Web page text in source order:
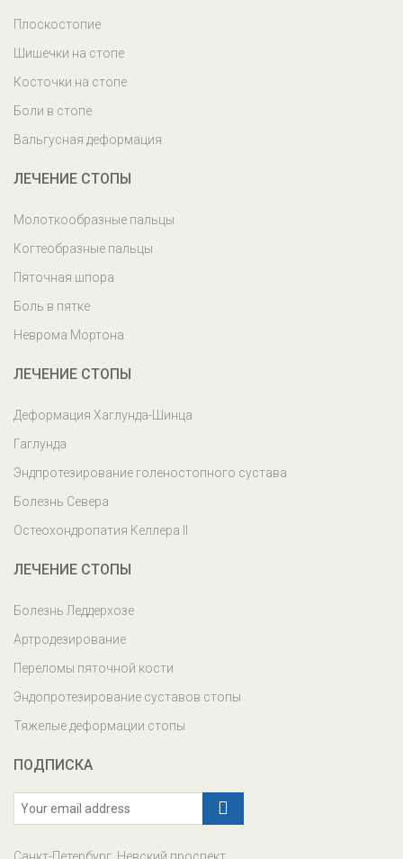
Плоскостопие
Шишечки на стопе
Косточки на стопе
Боли в стопе
Вальгусная деформация
ЛЕЧЕНИЕ СТОПЫ
Молоткообразные пальцы
Когтеобразные пальцы
Пяточная шпора
Боль в пятке
Неврома Мортона
ЛЕЧЕНИЕ СТОПЫ
Деформация Хаглунда-Шинца
Гаглунда
Эндпротезирование голеностопного сустава
Болезнь Севера
Остеохондропатия Келлера II
ЛЕЧЕНИЕ СТОПЫ
Болезнь Леддерхозе
Артродезирование
Переломы пяточной кости
Эндопротезирование суставов стопы
Тяжелые деформации стопы
ПОДПИСКА